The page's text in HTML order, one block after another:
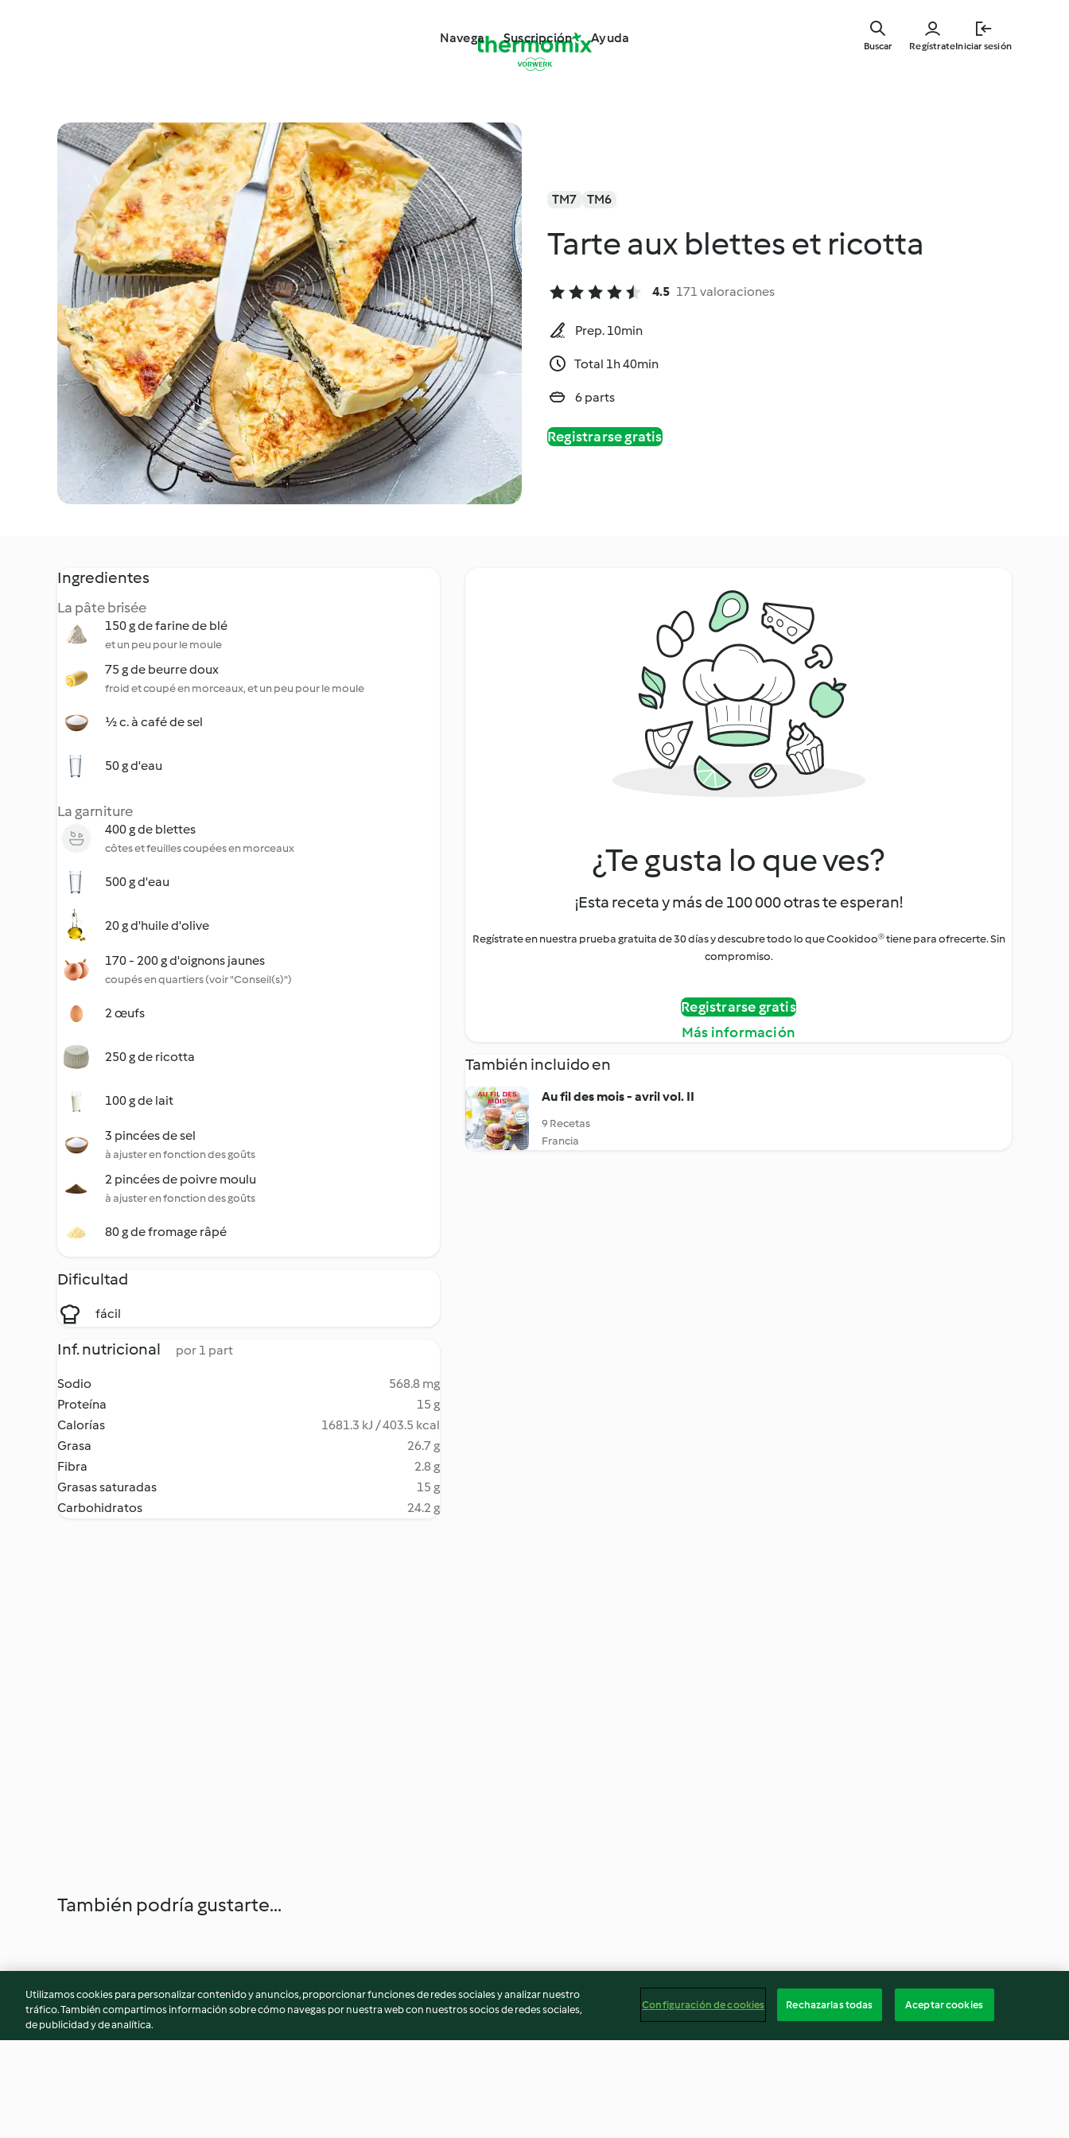
Navega Suscripción Ayuda
RegístrateIniciar sesión
Buscar
TM7 TM6
Tarte aux blettes et ricotta
4.5 171 valoraciones
Prep. 10min
Total 1h 40min
6 parts
Registrarse gratis
Ingredientes
La pâte brisée
150 g de farine de blé
et un peu pour le moule
75 g de beurre doux
froid et coupé en morceaux, et un peu pour le moule
½ c. à café de sel
50 g d'eau
La garniture
400 g de blettes
côtes et feuilles coupées en morceaux
500 g d'eau
20 g d'huile d'olive
170 - 200 g d'oignons jaunes
coupés en quartiers (voir "Conseil(s)")
2 œufs
250 g de ricotta
100 g de lait
3 pincées de sel
à ajuster en fonction des goûts
2 pincées de poivre moulu
à ajuster en fonction des goûts
80 g de fromage râpé
Dificultad
fácil
Inf. nutricional por 1 part
Sodio
568.8 mg
Proteína
15 g
Calorías
1681.3 kJ / 403.5 kcal
Grasa
26.7 g
Fibra
2.8 g
Grasas saturadas
15 g
Carbohidratos
24.2 g
¿Te gusta lo que ves?
¡Esta receta y más de 100 000 otras te esperan!
Regístrate en nuestra prueba gratuita de 30 días y descubre todo lo que Cookidoo® tiene para ofrecerte. Sin
compromiso.
Registrarse gratis
Más información
También incluido en
Au fil des mois - avril vol. II
9 Recetas
Francia
También podría gustarte...
Utilizamos cookies para personalizar contenido y anuncios, proporcionar funciones de redes sociales y analizar nuestro
tráfico. También compartimos información sobre cómo navegas por nuestra web con nuestros socios de redes sociales,
de publicidad y de analítica.
Configuración de cookies Rechazarlas todas Aceptar cookies